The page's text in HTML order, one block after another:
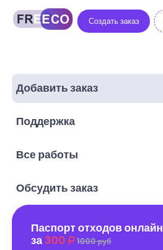
Создать заказ
Добавить заказ
Поддержка
Все работы
Обсудить заказ
Паспорт отходов онлайн
за 300 1000 руб